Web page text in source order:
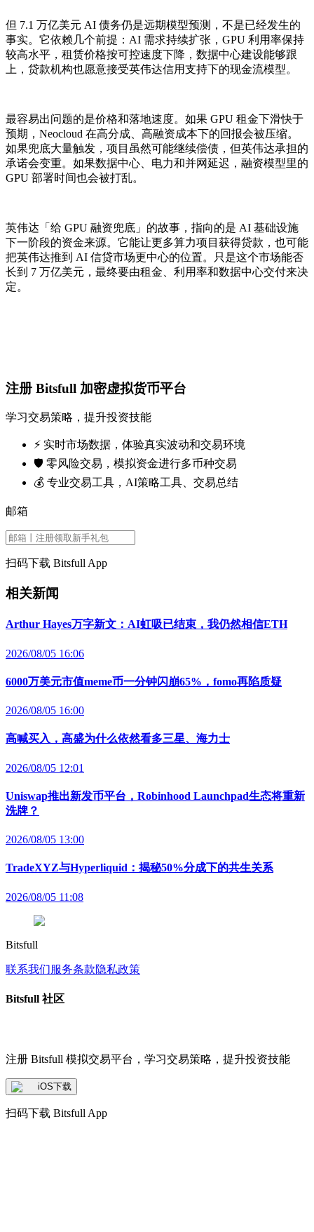
但 7.1 万亿美元 AI 债务仍是远期模型预测，不是已经发生的
事实。它依赖几个前提：AI 需求持续扩张，GPU 利用率保持
较高水平，租赁价格按可控速度下降，数据中心建设能够跟
上，贷款机构也愿意接受英伟达信用支持下的现金流模型。
最容易出问题的是价格和落地速度。如果 GPU 租金下滑快于
预期，Neocloud 在高分成、高融资成本下的回报会被压缩。
如果兜底大量触发，项目虽然可能继续偿债，但英伟达承担的
承诺会变重。如果数据中心、电力和并网延迟，融资模型里的
GPU 部署时间也会被打乱。
英伟达「给 GPU 融资兜底」的故事，指向的是 AI 基础设施
下一阶段的资金来源。它能让更多算力项目获得贷款，也可能
把英伟达推到 AI 信贷市场更中心的位置。只是这个市场能否
长到 7 万亿美元，最终要由租金、利用率和数据中心交付来决
定。
注册 Bitsfull 加密虚拟货币平台
学习交易策略，提升投资技能
⚡️ 实时市场数据，体验真实波动和交易环境
🛡️ 零风险交易，模拟资金进行多币种交易
💰 专业交易工具，AI策略工具、交易总结
邮箱
扫码下载 Bitsfull App
相关新闻
Arthur Hayes万字新文：AI虹吸已结束，我仍然相信ETH
2026/08/05 16:06
6000万美元市值meme币一分钟闪崩65%，fomo再陷质疑
2026/08/05 16:00
高喊买入，高盛为什么依然看多三星、海力士
2026/08/05 12:01
Uniswap推出新发币平台，Robinhood Launchpad生态将重新
洗牌？
2026/08/05 13:00
TradeXYZ与Hyperliquid：揭秘50%分成下的共生关系
2026/08/05 11:08
Bitsfull
联系我们服务条款隐私政策
Bitsfull 社区
注册 Bitsfull 模拟交易平台，学习交易策略，提升投资技能
iOS下载
扫码下载 Bitsfull App